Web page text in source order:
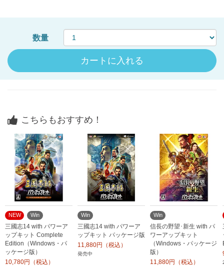
数量
カートに入れる
こちらもおすすめ！
NEW Win
三國志14 with パワーア
ップキット Complete
Edition（Windows・パ
ッケージ版）
10,780円（税込）
Win
三國志14 with パワーア
ップキット パッケージ版
11,880円（税込）
発売中
Win
信長の野望･新生 with パ
ワーアップキット
（Windows・パッケージ
版）
11,880円（税込）